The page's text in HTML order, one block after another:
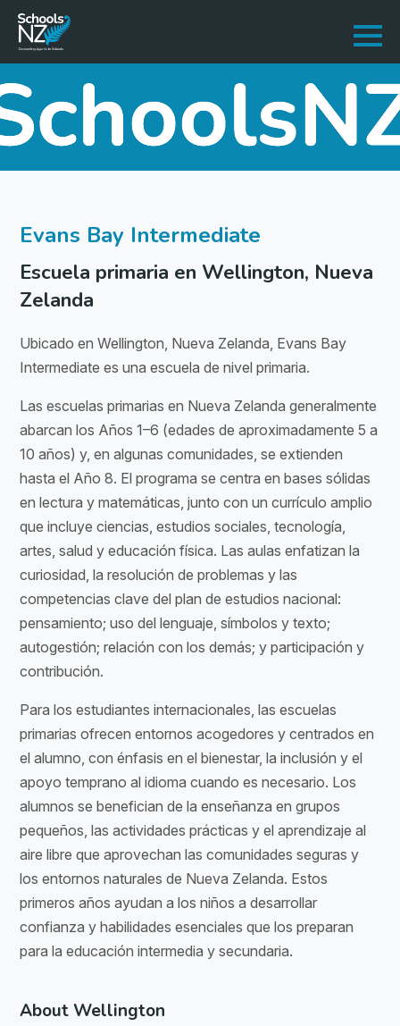
Evans Bay Intermediate
Escuela primaria en Wellington, Nueva
Zelanda
Ubicado en Wellington, Nueva Zelanda, Evans Bay
Intermediate es una escuela de nivel primaria.
Las escuelas primarias en Nueva Zelanda generalmente
abarcan los Años 1–6 (edades de aproximadamente 5 a
10 años) y, en algunas comunidades, se extienden
hasta el Año 8. El programa se centra en bases sólidas
en lectura y matemáticas, junto con un currículo amplio
que incluye ciencias, estudios sociales, tecnología,
artes, salud y educación física. Las aulas enfatizan la
curiosidad, la resolución de problemas y las
competencias clave del plan de estudios nacional:
pensamiento; uso del lenguaje, símbolos y texto;
autogestión; relación con los demás; y participación y
contribución.
Para los estudiantes internacionales, las escuelas
primarias ofrecen entornos acogedores y centrados en
el alumno, con énfasis en el bienestar, la inclusión y el
apoyo temprano al idioma cuando es necesario. Los
alumnos se benefician de la enseñanza en grupos
pequeños, las actividades prácticas y el aprendizaje al
aire libre que aprovechan las comunidades seguras y
los entornos naturales de Nueva Zelanda. Estos
primeros años ayudan a los niños a desarrollar
confianza y habilidades esenciales que los preparan
para la educación intermedia y secundaria.
About Wellington